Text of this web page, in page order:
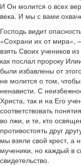
И Он молится о всех
века. И мы с вами
Господь видит
«Сохрани их от мира»,
взять Своих учеников
как послал пророку
были избавлены от
не молится о том,
ненависти. С
Христа, так и на Его
соответствовать
во лжи, и те, кто
противостоять друг
мы взяли свой крест, а
мученики, но каждый в
свидетельство.